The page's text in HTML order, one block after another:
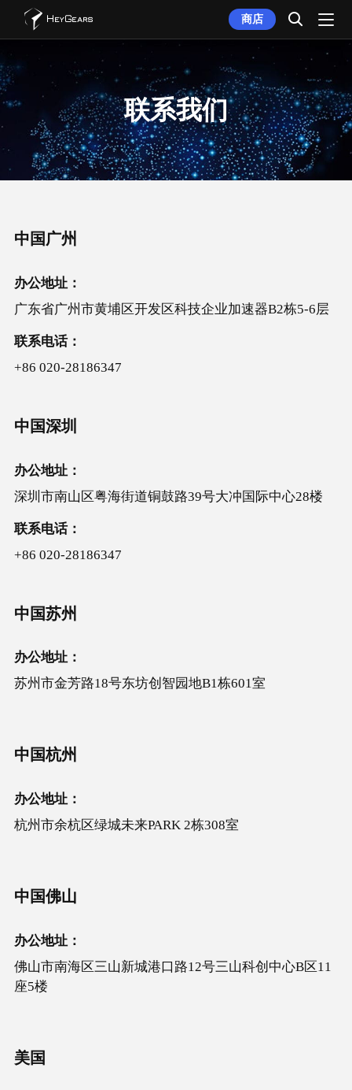
商店
联系我们
中国广州
办公地址：
广东省广州市黄埔区开发区科技企业加速器B2栋5-6层
联系电话：
+86 020-28186347
中国深圳
办公地址：
深圳市南山区粤海街道铜鼓路39号大冲国际中心28楼
联系电话：
+86 020-28186347
中国苏州
办公地址：
苏州市金芳路18号东坊创智园地B1栋601室
中国杭州
办公地址：
杭州市余杭区绿城未来PARK 2栋308室
中国佛山
办公地址：
佛山市南海区三山新城港口路12号三山科创中心B区11
座5楼
美国